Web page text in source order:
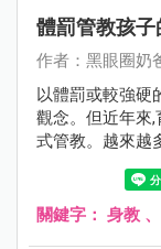
體罰管教孩子
作者：黑眼圈奶
以體罰或較強硬
觀念。但近年來
式管教。越來越
羞辱方式管教孩
關鍵字： 身教 、